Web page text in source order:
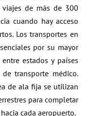
de más de 300
cuando hay acceso
Los transportes en
por su mayor
estados y países
transporte médico.
de ala fija se utilizan
para completar
cada aeropuerto.